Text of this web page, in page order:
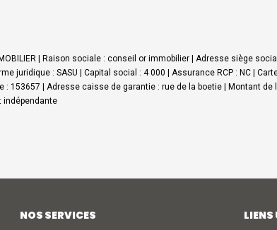
| Raison sociale : conseil or immobilier | Adresse siège social
juridique : SASU | Capital social : 4 000 | Assurance RCP : NC |
153657 | Adresse caisse de garantie : rue de la boetie | Montant
indépendante
NOS SERVICES LIENS